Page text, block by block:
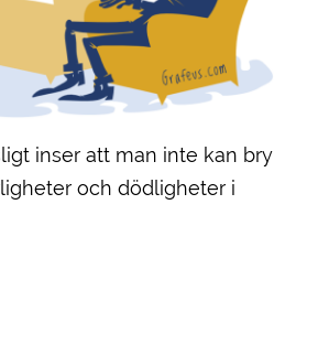
inser att man inte kan bry
och dödligheter i